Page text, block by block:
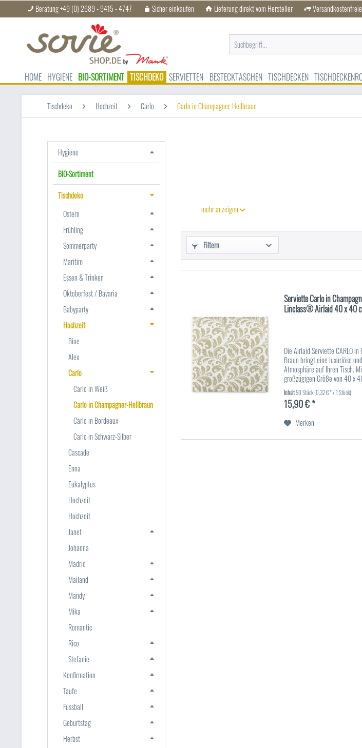
Beratung +49 (0) 2689 - 9415 - 4747 Sicher einkaufen Lieferung direkt vom Hersteller
HOME HYGIENE BIO-SORTIMENT TISCHDEKO SERVIETTEN BESTECKTASCHEN TISCHDECKEN
Tischdeko Hochzeit Carlo Carlo in Champagner-Hellbraun
Hygiene
BIO-Sortiment
Tischdeko
Ostern
Frühling
Sommerparty
Maritim
Essen & Trinken
Oktoberfest / Bavaria
Babyparty
Hochzeit
Bine
Alex
Carlo
Carlo in Weiß
Carlo in Champagner-Hellbraun
Carlo in Bordeaux
Carlo in Schwarz-Silber
Cascade
Enna
Eukalyptus
Hochzeit
Hochzeit
Janet
Johanna
Madrid
Mailand
Mandy
Mika
Romantic
Rico
Stefanie
Konfirmation
Taufe
Fussball
Geburtstag
Herbst
mehr anzeigen
Filtern
Serviette Carlo in
Linclass® Airlaid 40 x 40
Die Airlaid Serviette CARLO in
Braun bringt eine luxuriöse
Atmosphäre auf Ihren Tisch.
großzügigen Größe von 40 x
Verpackungseinheit von 50
Servietten sowohl eine...
Inhalt50 Stück(0,32 € * / 1 Stück)
15,90 € *
Merken